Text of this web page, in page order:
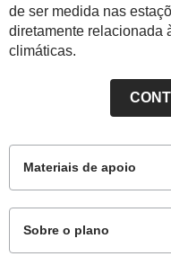
de ser medida nas
diretamente relacionada
climáticas.
Materiais de apoio
Sobre o plano